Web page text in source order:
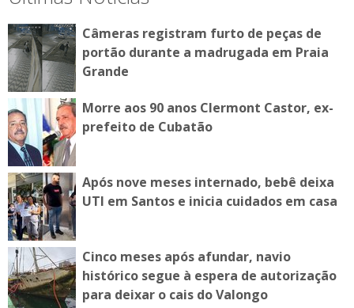
Câmeras registram furto de peças de
portão durante a madrugada em Praia
Grande
Morre aos 90 anos Clermont Castor, ex-
prefeito de Cubatão
Após nove meses internado, bebê deixa
UTI em Santos e inicia cuidados em casa
Cinco meses após afundar, navio
histórico segue à espera de autorização
para deixar o cais do Valongo